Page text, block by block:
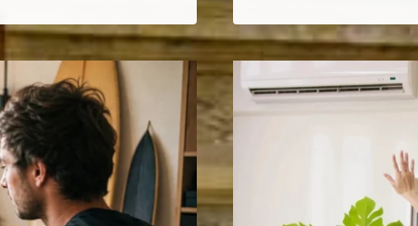
EN
ÉTÉ
:
7
MIEUX
DORMIR
AU